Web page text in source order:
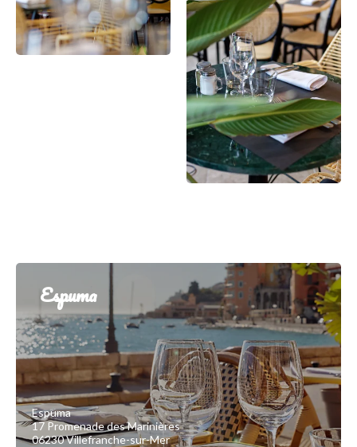
Espuma
Espuma
17 Promenade des Marinières
06230 Villefranche-sur-Mer